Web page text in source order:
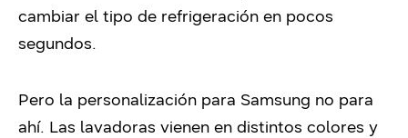
cambiar el tipo de refrigeración en pocos
segundos.
Pero la personalización para Samsung no para
ahí. Las lavadoras vienen en distintos colores y